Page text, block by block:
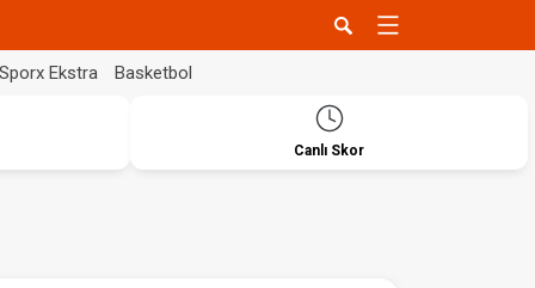
Sporx Ekstra Basketbol
Canlı Skor